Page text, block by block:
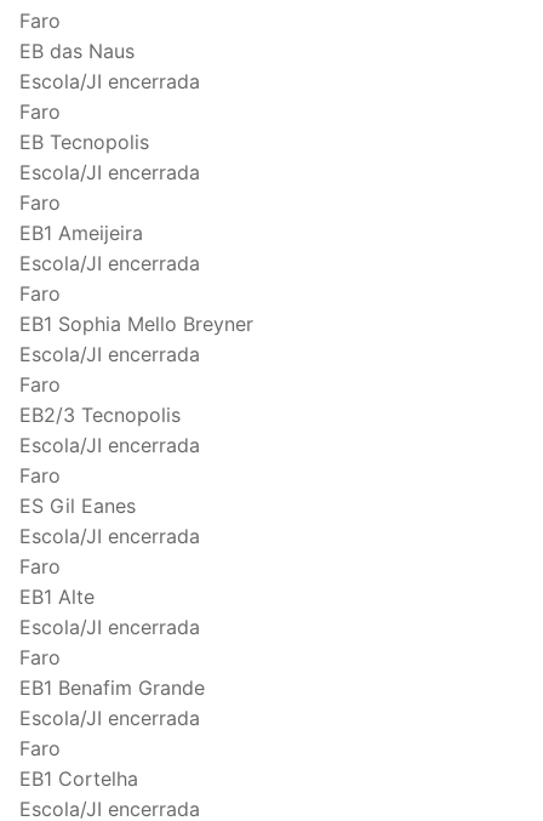
Faro
EB das Naus
Escola/JI encerrada
Faro
EB Tecnopolis
Escola/JI encerrada
Faro
EB1 Ameijeira
Escola/JI encerrada
Faro
EB1 Sophia Mello Breyner
Escola/JI encerrada
Faro
EB2/3 Tecnopolis
Escola/JI encerrada
Faro
ES Gil Eanes
Escola/JI encerrada
Faro
EB1 Alte
Escola/JI encerrada
Faro
EB1 Benafim Grande
Escola/JI encerrada
Faro
EB1 Cortelha
Escola/JI encerrada